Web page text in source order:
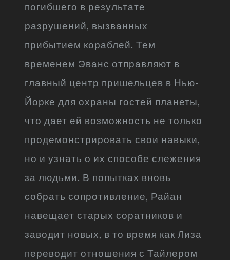
погибшего в результате
разрушений, вызванных
прибытием кораблей. Тем
временем Эванс отправляют в
главный центр пришельцев в Нью-
Йорке для охраны гостей планеты,
что дает ей возможность не только
продемонстрировать свои навыки,
но и узнать о их способе слежения
за людьми. В попытках вновь
собрать сопротивление, Райан
навещает старых соратников и
заводит новых, в то время как Лиза
переводит отношения с Тайлером